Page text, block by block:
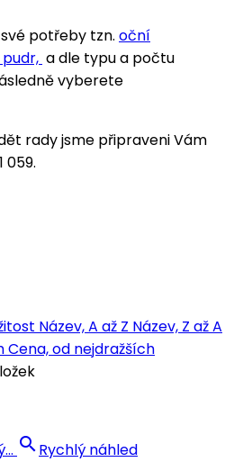
potřeby tzn. oční
a dle typu a počtu
vyberete
rady jsme připraveni Vám
059.
Název, A až Z Název, Z až A
Cena, od nejdražších
Rychlý náhled